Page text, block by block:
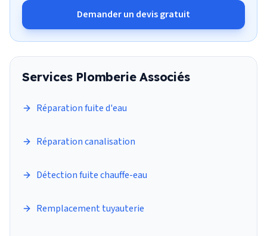
Demander un devis gratuit
Services PlomberieAssociés
Réparation fuite d'eau
Réparation canalisation
Détection fuite chauffe-eau
Remplacement tuyauterie